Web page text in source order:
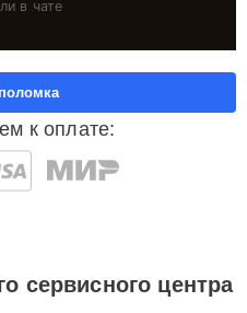
в чате
к оплате:
сервисного центра